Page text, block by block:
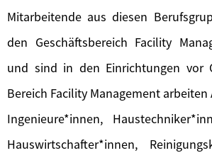
Mitarbeitende aus diesen
den Geschäftsbereich Facility
und sind in den Einrichtungen vor
Bereich Facility Management
Ingenieure*innen,
Hauswirtschafter*innen,